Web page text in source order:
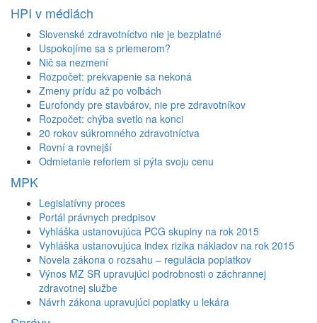
HPI v médiách
Slovenské zdravotníctvo nie je bezplatné
Uspokojíme sa s priemerom?
Nič sa nezmení
Rozpočet: prekvapenie sa nekoná
Zmeny prídu až po voľbách
Eurofondy pre stavbárov, nie pre zdravotníkov
Rozpočet: chýba svetlo na konci
20 rokov súkromného zdravotníctva
Rovní a rovnejší
Odmietanie reforiem si pýta svoju cenu
MPK
Legislatívny proces
Portál právnych predpisov
Vyhláška ustanovujúca PCG skupiny na rok 2015
Vyhláška ustanovujúca index rizika nákladov na rok 2015
Novela zákona o rozsahu – regulácia poplatkov
Výnos MZ SR upravujúci podrobnosti o záchrannej
zdravotnej službe
Návrh zákona upravujúci poplatky u lekára